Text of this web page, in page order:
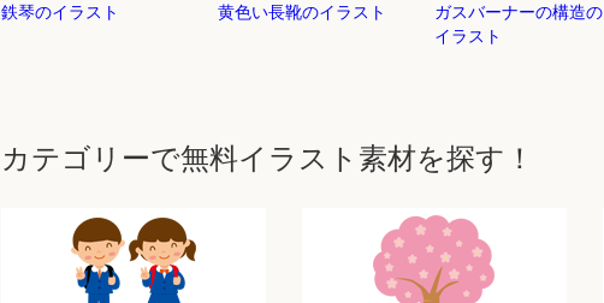
鉄琴のイラスト 黄色い長靴のイラスト
ガスバーナーの構造の
イラスト
カテゴリーで無料イラスト素材を探す！